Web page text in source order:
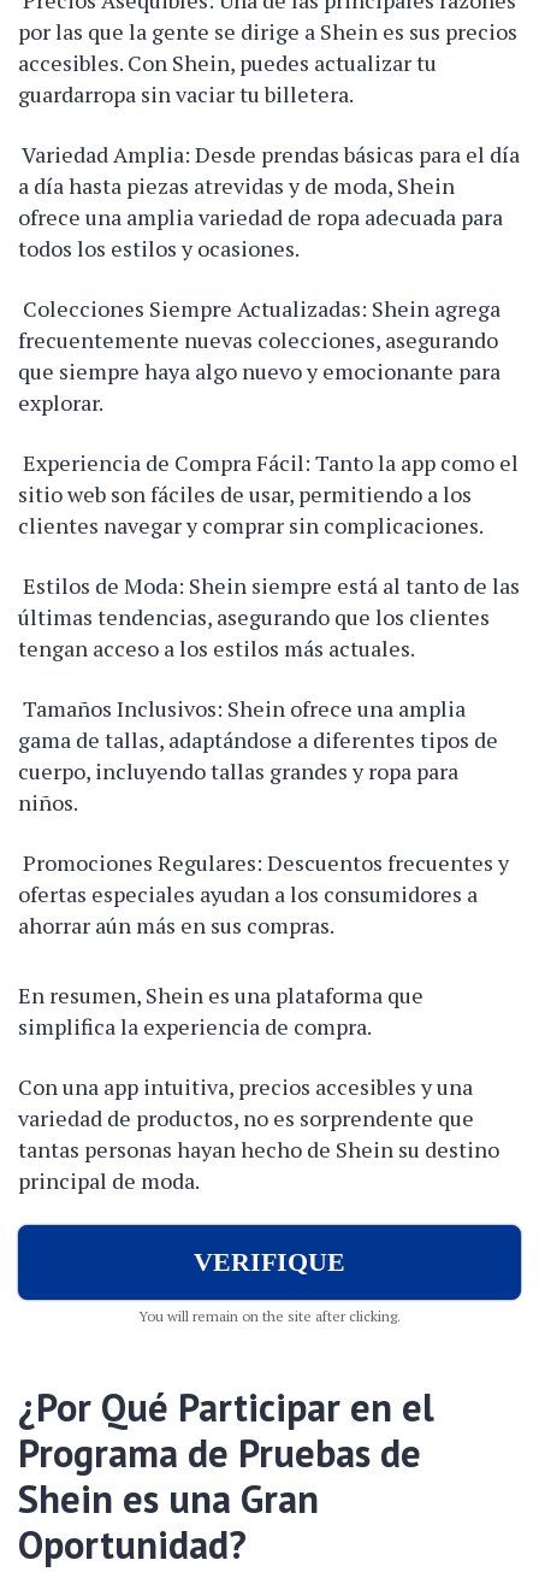
por las que la gente se dirige a Shein es sus precios
accesibles. Con Shein, puedes actualizar tu
guardarropa sin vaciar tu billetera.
Variedad Amplia: Desde prendas básicas para el día
a día hasta piezas atrevidas y de moda, Shein
ofrece una amplia variedad de ropa adecuada para
todos los estilos y ocasiones.
Colecciones Siempre Actualizadas: Shein agrega
frecuentemente nuevas colecciones, asegurando
que siempre haya algo nuevo y emocionante para
explorar.
Experiencia de Compra Fácil: Tanto la app como el
sitio web son fáciles de usar, permitiendo a los
clientes navegar y comprar sin complicaciones.
Estilos de Moda: Shein siempre está al tanto de las
últimas tendencias, asegurando que los clientes
tengan acceso a los estilos más actuales.
Tamaños Inclusivos: Shein ofrece una amplia
gama de tallas, adaptándose a diferentes tipos de
cuerpo, incluyendo tallas grandes y ropa para
niños.
Promociones Regulares: Descuentos frecuentes y
ofertas especiales ayudan a los consumidores a
ahorrar aún más en sus compras.
En resumen, Shein es una plataforma que
simplifica la experiencia de compra.
Con una app intuitiva, precios accesibles y una
variedad de productos, no es sorprendente que
tantas personas hayan hecho de Shein su destino
principal de moda.
VERIFIQUE
You will remain on the site after clicking.
¿Por Qué Participar en el
Programa de Pruebas de
Shein es una Gran
Oportunidad?